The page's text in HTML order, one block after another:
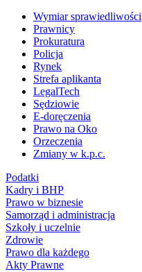
Wymiar sprawiedliwości
Prawnicy
Prokuratura
Policja
Rynek
Strefa aplikanta
LegalTech
Sędziowie
E-doręczenia
Prawo na Oko
Orzeczenia
Zmiany w k.p.c.
Podatki
Kadry i BHP
Prawo w biznesie
Samorząd i administracja
Szkoły i uczelnie
Zdrowie
Prawo dla każdego
Akty Prawne